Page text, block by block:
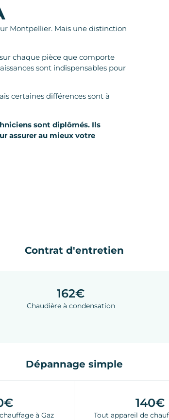
Montpellier. Mais une distinction
chaque pièce que comporte
sont indispensables pour
certaines différences sont à
sont diplômés. Ils
assurer au mieux votre
Contrat d'entretien
162€
Chaudière à condensation
Dépannage simple
à Gaz
140€
Tout appareil de